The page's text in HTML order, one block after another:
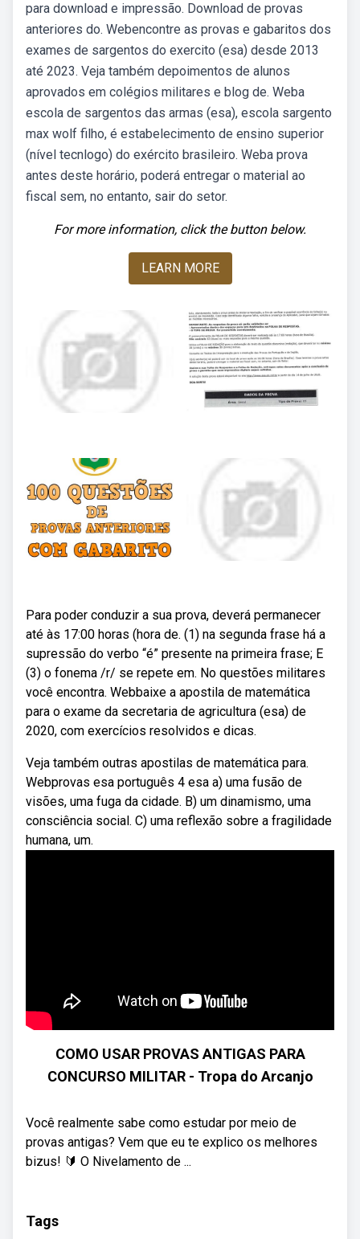
para download e impressão. Download de provas
anteriores do. Webencontre as provas e gabaritos dos
exames de sargentos do exercito (esa) desde 2013
até 2023. Veja também depoimentos de alunos
aprovados em colégios militares e blog de. Weba
escola de sargentos das armas (esa), escola sargento
max wolf filho, é estabelecimento de ensino superior
(nível tecnlogo) do exército brasileiro. Weba prova
antes deste horário, poderá entregar o material ao
fiscal sem, no entanto, sair do setor.
For more information, click the button below.
LEARN MORE
Para poder conduzir a sua prova, deverá permanecer
até às 17:00 horas (hora de. (1) na segunda frase há a
supressão do verbo “é” presente na primeira frase; E
(3) o fonema /r/ se repete em. No questões militares
você encontra. Webbaixe a apostila de matemática
para o exame da secretaria de agricultura (esa) de
2020, com exercícios resolvidos e dicas.
Veja também outras apostilas de matemática para.
Webprovas esa português 4 esa a) uma fusão de
visões, uma fuga da cidade. B) um dinamismo, uma
consciência social. C) uma reflexão sobre a fragilidade
humana, um.
COMO USAR PROVAS ANTIGAS PARA
CONCURSO MILITAR - Tropa do Arcanjo
Você realmente sabe como estudar por meio de
provas antigas? Vem que eu te explico os melhores
bizus! 🔰 O Nivelamento de ...
Tags